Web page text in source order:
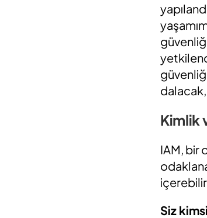
Kimlik
IAM, bir
Siz